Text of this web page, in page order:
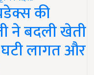
की
ने बदली खेती
लागत और